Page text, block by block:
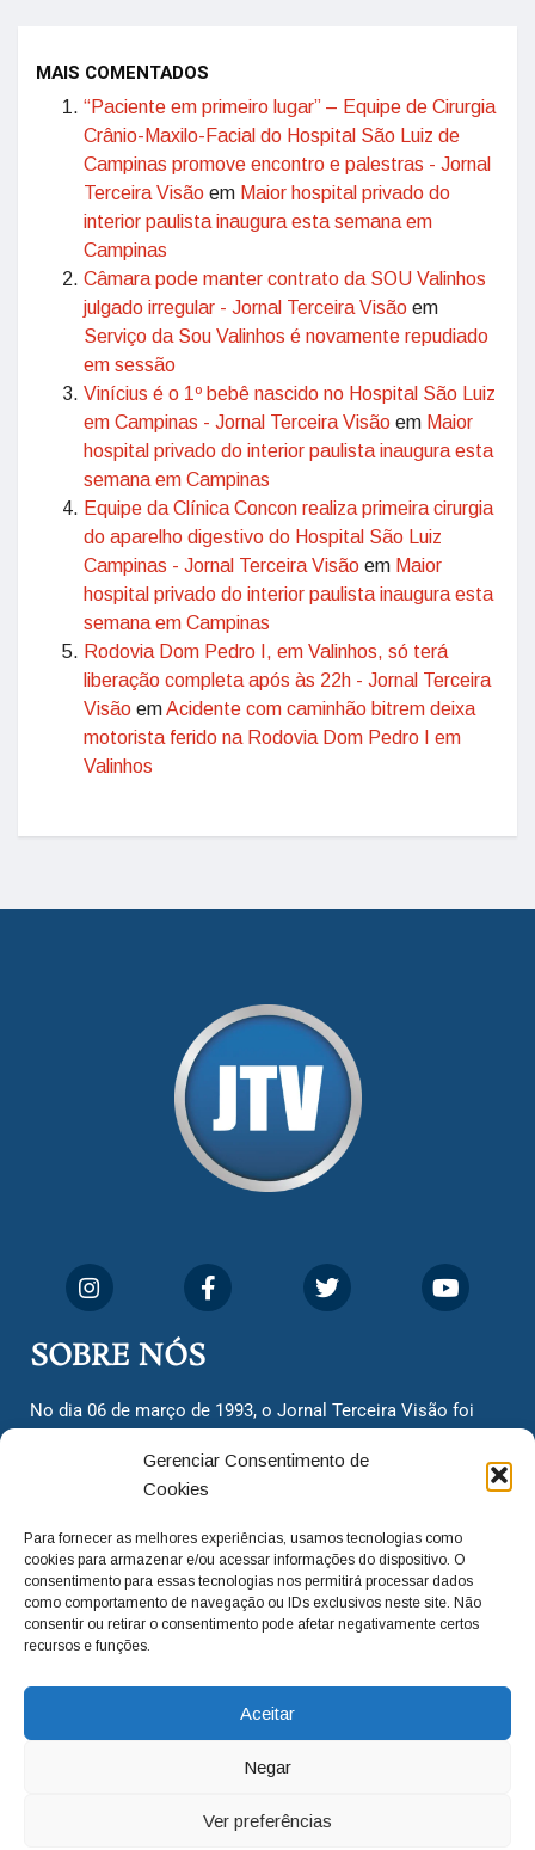
Gerenciar Consentimento de
Cookies
Para fornecer as melhores experiências, usamos tecnologias como
cookies para armazenar e/ou acessar informações do dispositivo. O
consentimento para essas tecnologias nos permitirá processar dados
como comportamento de navegação ou IDs exclusivos neste site. Não
consentir ou retirar o consentimento pode afetar negativamente certos
recursos e funções.
Aceitar
Negar
Ver preferências
MAIS COMENTADOS
“Paciente em primeiro lugar” – Equipe de Cirurgia
Crânio-Maxilo-Facial do Hospital São Luiz de
Campinas promove encontro e palestras - Jornal
Terceira Visão em Maior hospital privado do
interior paulista inaugura esta semana em
Campinas
Câmara pode manter contrato da SOU Valinhos
julgado irregular - Jornal Terceira Visão em
Serviço da Sou Valinhos é novamente repudiado
em sessão
Vinícius é o 1º bebê nascido no Hospital São Luiz
em Campinas - Jornal Terceira Visão em Maior
hospital privado do interior paulista inaugura esta
semana em Campinas
Equipe da Clínica Concon realiza primeira cirurgia
do aparelho digestivo do Hospital São Luiz
Campinas - Jornal Terceira Visão em Maior
hospital privado do interior paulista inaugura esta
semana em Campinas
Rodovia Dom Pedro I, em Valinhos, só terá
liberação completa após às 22h - Jornal Terceira
Visão emAcidente com caminhão bitrem deixa
motorista ferido na Rodovia Dom Pedro I em
Valinhos
SOBRE NÓS
No dia 06 de março de 1993, o Jornal Terceira Visão foi
cidadãos valinhenses, já que naquela época só existiam
dois jornais. Há mais de 30 anos, o jornal continua
com o foco de trazer as melhores notícias. Nunca
deixamos de lado as necessidades do cidadão, sempre
questionando os órgãos públicos em busca de melhorias
para a cidade e sempre cobrando resoluções para casos
adm@jtv.com.br
(19) 3929-6225